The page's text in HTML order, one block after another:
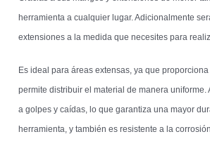
herramienta a cualquier lugar. Adicionalmente
extensiones a la medida que necesites para
Es ideal para áreas extensas, ya que
permite distribuir el material de manera uniforme.
a golpes y caídas, lo que garantiza una mayor
herramienta, y también es resistente a la